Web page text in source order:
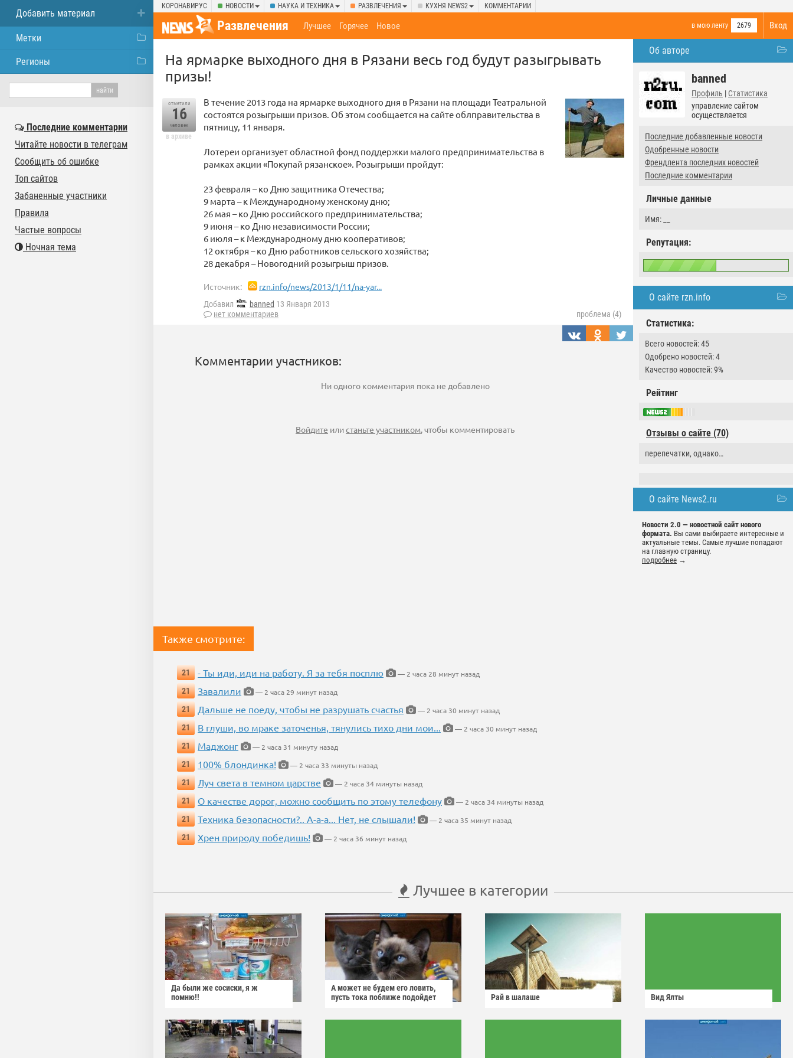
КОРОНАВИРУС НОВОСТИ НАУКА И ТЕХНИКА РАЗВЛЕЧЕНИЯ КУХНЯ NEWS2 КОММЕНТАРИИ
Вход
Развлечения в мою ленту 2679
Лучшее Горячее Новое
Об авторе
banned
Профиль | Статистика
управление сайтом
осуществляется
Последние добавленные новости
Одобренные новости
Френдлента последних новостей
Последние комментарии
Личные данные
Имя: __
Репутация:
О сайте rzn.info
Статистика:
Всего новостей: 45
Одобрено новостей: 4
Качество новостей: 9%
Рейтинг
Отзывы о сайте (70)
перепечатки, однако…
О сайте News2.ru
Новости 2.0 — новостной сайт нового
формата. Вы сами выбираете интересные и
актуальные темы. Самые лучшие попадают
на главную страницу.
подробнее →
На ярмарке выходного дня в Рязани весь год будут разыгрывать
призы!
отметили
16
человек
в архиве
В течение 2013 года на ярмарке выходного дня в Рязани на площади Театральной
состоятся розыгрыши призов. Об этом сообщается на сайте облправительства в
пятницу, 11 января.
Лотереи организует областной фонд поддержки малого предпринимательства в
рамках акции «Покупай рязанское». Розыгрыши пройдут:
23 февраля – ко Дню защитника Отечества;
9 марта – к Международному женскому дню;
26 мая – ко Дню российского предпринимательства;
9 июня – ко Дню независимости России;
6 июля – к Международному дню кооперативов;
12 октября – ко Дню работников сельского хозяйства;
28 декабря – Новогодний розыгрыш призов.
Источник: rzn.info/news/2013/1/11/na-yar...
Добавил banned 13 Января 2013
нет комментариев
проблема (4)
Комментарии участников:
Ни одного комментария пока не добавлено
Войдите илистаньте участником, чтобы комментировать
Также смотрите:
21 - Ты иди, иди на работу. Я за тебя посплю
— 2 часа 28 минут назад
21
Завалили
— 2 часа 29 минут назад
21
Дальше не поеду, чтобы не разрушать счастья
— 2 часа 30 минут назад
21
В глуши, во мраке заточенья, тянулись тихо дни мои...
— 2 часа 30 минут назад
21
Маджонг
— 2 часа 31 минуту назад
21
100% блондинка!
— 2 часа 33 минуты назад
21
Луч света в темном царстве
— 2 часа 34 минуты назад
21
О качестве дорог, можно сообщить по этому телефону
— 2 часа 34 минуты назад
21
Техника безопасности?.. А-а-а... Нет, не слышали!
— 2 часа 35 минут назад
21
Хрен природу победишь! — 2 часа 36 минут назад
Лучшее в категории
Да были же сосиски, я ж
помню!!
А может не будем его ловить,
пусть тока поближе подойдет
Рай в шалаше Вид Ялты
Добавить материал
Метки
Регионы
Последние комментарии
Читайте новости в телеграм
Сообщить об ошибке
Топ сайтов
Забаненные участники
Правила
Частые вопросы
Ночная тема